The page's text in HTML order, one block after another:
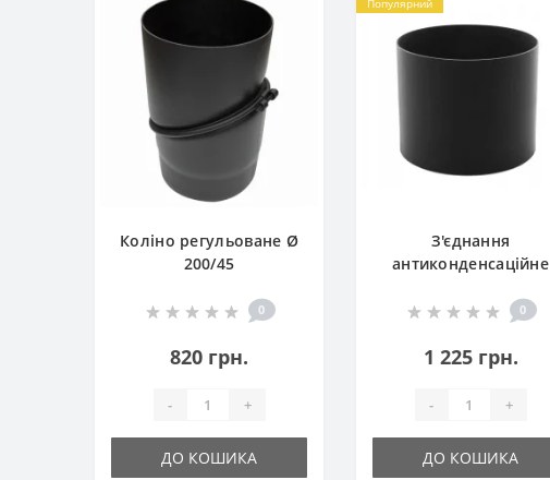
Коліно регульоване Ø
200/45
0
820 грн.
- +
ДО КОШИКА
Популярний
З'єднання
антиконденсаційне
0
1 225 грн.
- +
ДО КОШИКА